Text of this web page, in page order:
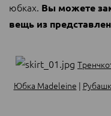
юбках. Вы можете
вещь из
Юбка Madeleine |